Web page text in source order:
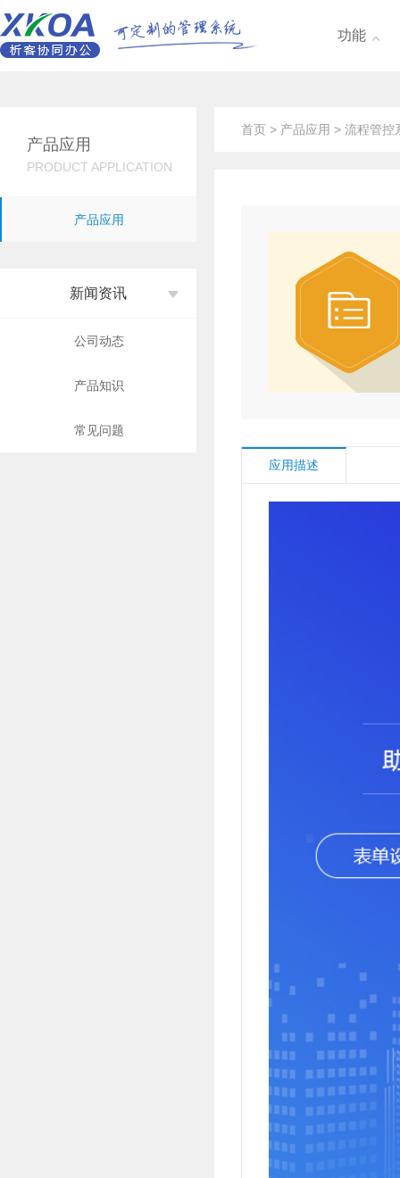
功能 
产品应用
PRODUCT APPLICATION
产品应用
新闻资讯
公司动态
产品知识
常见问题
首页 > 产品应用 > 流程管控
应用描述